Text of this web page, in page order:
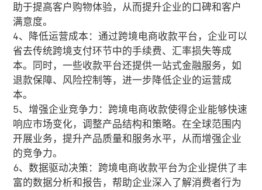
助于提高客户购物体验，从而提升企业的口碑和客户
满意度。
4、降低运营成本：通过跨境电商收款平台，企业可以
省去传统跨境支付环节中的手续费、汇率损失等成
本。同时，一些收款平台还提供一站式金融服务，如
退款保障、风险控制等，进一步降低企业的运营成
本。
5、增强企业竞争力：跨境电商收款使得企业能够快速
响应市场变化，调整产品结构和策略。在全球范围内
开展业务，提升产品质量和服务水平，从而增强企业
的竞争力。
6、数据驱动决策：跨境电商收款平台为企业提供了丰
富的数据分析和报告，帮助企业深入了解消费者行为